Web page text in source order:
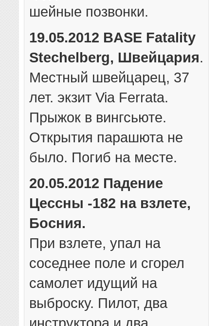
шейные позвонки.
19.05.2012 BASE Fatality
Stechelberg, Швейцария.
Местный швейцарец, 37
лет. экзит Via Ferrata.
Прыжок в вингсьюте.
Открытия парашюта не
было. Погиб на месте.
20.05.2012 Падение
Цессны -182 на взлете,
Босния.
При взлете, упал на
соседнее поле и сгорел
самолет идущий на
выброску. Пилот, два
инструктора и два